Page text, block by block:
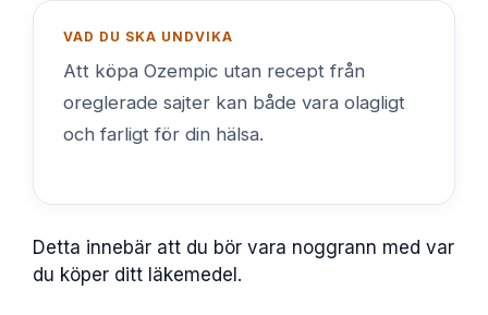
VAD DU SKA UNDVIKA
Att köpa Ozempic utan recept från
oreglerade sajter kan både vara olagligt
och farligt för din hälsa.
Detta innebär att du bör vara noggrann med var
du köper ditt läkemedel.